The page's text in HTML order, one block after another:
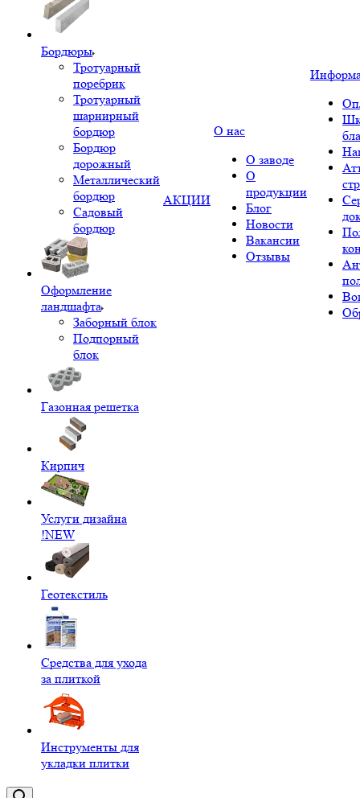
Бордюры
Тротуарный
поребрик
Тротуарный
шарнирный
бордюр
Бордюр
дорожный
Металлический
бордюр
Садовый
бордюр
Оформление
ландшафта
Заборный блок
Подпорный
блок
Газонная решетка
Кирпич
Услуги дизайна
!NEW
Геотекстиль
Средства для ухода
за плиткой
Инструменты для
укладки плитки
АКЦИИ
О нас
О заводе
О
продукции
Блог
Новости
Вакансии
Отзывы